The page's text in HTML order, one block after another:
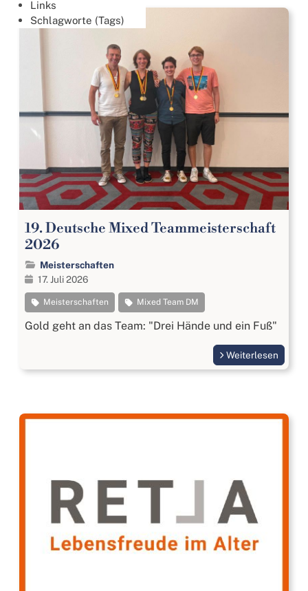
Links
Schlagworte (Tags)
19. Deutsche Mixed Teammeisterschaft
2026
Meisterschaften
17. Juli 2026
Meisterschaften Mixed Team DM
Gold geht an das Team: "Drei Hände und ein Fuß"
Weiterlesen